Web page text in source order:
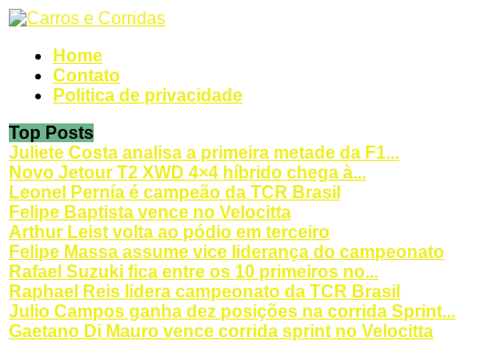
Home
Contato
Politica de privacidade
Top Posts
Juliete Costa analisa a primeira metade da F1...
Novo Jetour T2 XWD 4×4 híbrido chega à...
Leonel Pernía é campeão da TCR Brasil
Felipe Baptista vence no Velocitta
Arthur Leist volta ao pódio em terceiro
Felipe Massa assume vice liderança do campeonato
Rafael Suzuki fica entre os 10 primeiros no...
Raphael Reis lidera campeonato da TCR Brasil
Julio Campos ganha dez posições na corrida Sprint...
Gaetano Di Mauro vence corrida sprint no Velocitta